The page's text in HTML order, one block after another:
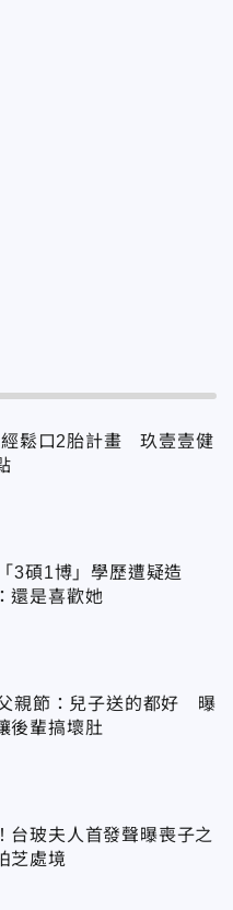
經鬆口2胎計畫 玖壹壹健
3碩1博」學歷遭疑造
還是喜歡她
親節：兒子送的都好 曝
後輩搞壞肚
台玻夫人首發聲曝喪子之
芝處境